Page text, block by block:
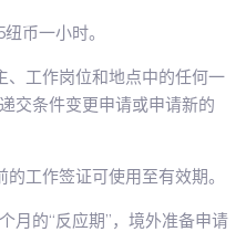
币一小时。
、工作岗位和地点中的任何一
交条件变更申请或申请新的
工作签证可使用至有效期。
月的“反应期”，境外准备申请